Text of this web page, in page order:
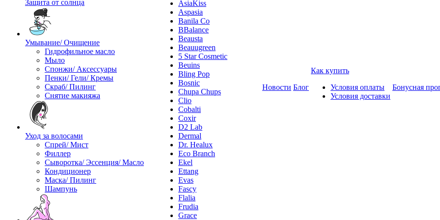
Защита от солнца
Умывание/ Очищение
Гидрофильное масло
Мыло
Спонжи/ Аксессуары
Пенки/ Гели/ Кремы
Скраб/ Пилинг
Снятие макияжа
Уход за волосами
Спрей/ Мист
Филлер
Сыворотка/ Эссенция/ Масло
Кондиционер
Маска/ Пилинг
Шампунь
AsiaKiss
Aspasia
Banila Co
BBalance
Beausta
Beauugreen
5 Star Cosmetic
Beuins
Bling Pop
Bosnic
Chupa Chups
Clio
Cobalti
Coxir
D2 Lab
Dermal
Dr. Healux
Eco Branch
Ekel
Ettang
Evas
Fascy
Flalia
Frudia
Grace
Новости Блог
Как купить
Условия оплаты
Условия доставки
Бонусная